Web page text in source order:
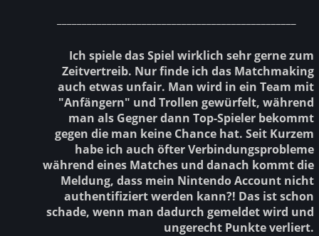
Ich spiele das Spiel wirklich sehr gerne zum
Zeitvertreib. Nur finde ich das Matchmaking
auch etwas unfair. Man wird in ein Team mit
"Anfängern" und Trollen gewürfelt, während
man als Gegner dann Top-Spieler bekommt
gegen die man keine Chance hat. Seit Kurzem
habe ich auch öfter Verbindungsprobleme
während eines Matches und danach kommt die
Meldung, dass mein Nintendo Account nicht
authentifiziert werden kann?! Das ist schon
schade, wenn man dadurch gemeldet wird und
ungerecht Punkte verliert.